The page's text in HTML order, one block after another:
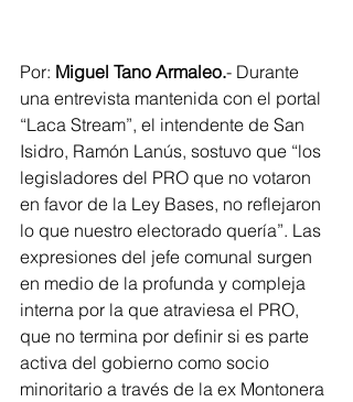
Por: Miguel Tano Armaleo.- Durante
una entrevista mantenida con el portal
“Laca Stream”, el intendente de San
Isidro, Ramón Lanús, sostuvo que “los
legisladores del PRO que no votaron
en favor de la Ley Bases, no reflejaron
lo que nuestro electorado quería”. Las
expresiones del jefe comunal surgen
en medio de la profunda y compleja
interna por la que atraviesa el PRO,
que no termina por definir si es parte
activa del gobierno como socio
minoritario a través de la ex Montonera